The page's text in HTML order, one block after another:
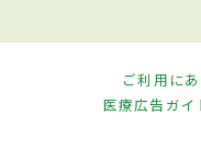
ご利用に
医療広告ガ